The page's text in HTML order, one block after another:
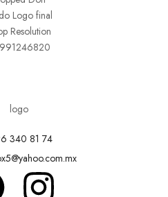
340 81 74